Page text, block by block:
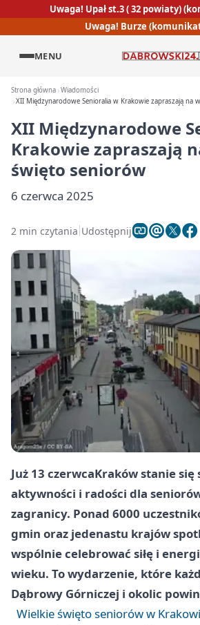
Uwaga! Upał st.3 ( 32 powiaty)
Uwaga! Burze (komunikat
MENU
Strona główna Wiadomości
XII Międzynarodowe Senioralia w Krakowie zapraszają na
XII Międzynarodowe
Krakowie zapraszają
święto seniorów
6 czerwca 2025
2 min czytania Udostępnij
Już 13 czerwcaKrakówstanie się
aktywności i radości dla
zagranicy. Ponad 6000
gmin oraz jedenastu krajów
wspólnie celebrować siłę i
wieku. To wydarzenie, które
Dąbrowy Górniczej i okolic
Wielkie święto seniorów w